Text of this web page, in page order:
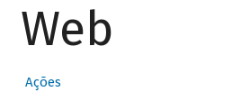
Web
Ações